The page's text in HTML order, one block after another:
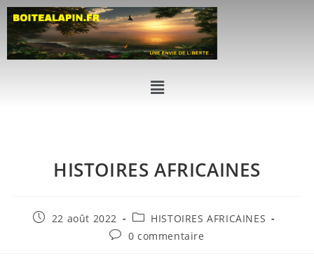
HISTOIRES AFRICAINES
22 août 2022
HISTOIRES AFRICAINES
0 commentaire